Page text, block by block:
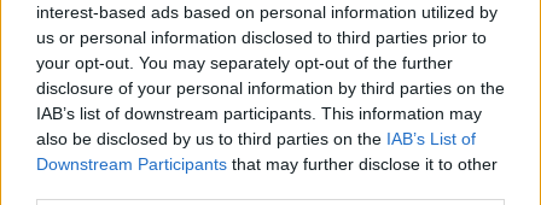
interest-based ads based on personal information utilized by
us or personal information disclosed to third parties prior to
your opt-out. You may separately opt-out of the further
disclosure of your personal information by third parties on the
IAB’s list of downstream participants. This information may
also be disclosed by us to third parties on the IAB’s List of
Downstream Participants that may further disclose it to other
stabile per abbattere tempi morti e sprechi,
mantenendo la convenienza del prezzo online.
Approfondimenti ed eccezioni: quando
cambiare tattica
Esistono casi in cui conviene optare per la